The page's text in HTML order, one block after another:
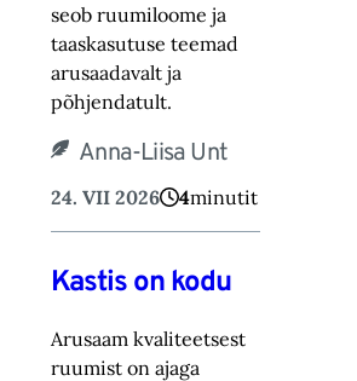
seob ruumiloome ja
taaskasutuse teemad
arusaadavalt ja
põhjendatult.
Anna-Liisa Unt
24. VII 2026 4minutit
Kastis on kodu
Arusaam kvaliteetsest
ruumist on ajaga